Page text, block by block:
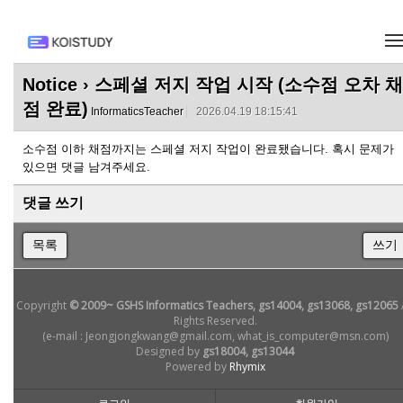
Notice › 스페셜 저지 작업 시작 (소수점 오차 채
점 완료) InformaticsTeacher 2026.04.19 18:15:41
소수점 이하 채점까지는 스페셜 저지 작업이 완료됐습니다. 혹시 문제가
있으면 댓글 남겨주세요.
댓글 쓰기
목록 쓰기
Copyright © 2009~ GSHS Informatics Teachers, gs14004, gs13068, gs12065
Rights Reserved.
(e-mail : Jeongjongkwang@gmail.com, what_is_computer@msn.com)
Designed by gs18004, gs13044
Powered by Rhymix